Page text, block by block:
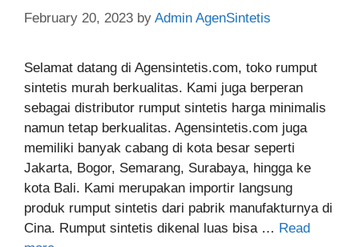
February 20, 2023 by Admin AgenSintetis
Selamat datang di Agensintetis.com, toko rumput
sintetis murah berkualitas. Kami juga berperan
sebagai distributor rumput sintetis harga minimalis
namun tetap berkualitas. Agensintetis.com juga
memiliki banyak cabang di kota besar seperti
Jakarta, Bogor, Semarang, Surabaya, hingga ke
kota Bali. Kami merupakan importir langsung
produk rumput sintetis dari pabrik manufakturnya di
Cina. Rumput sintetis dikenal luas bisa … Read